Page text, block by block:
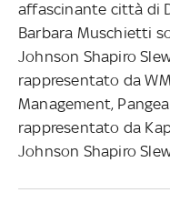
affascinante città di
Barbara Muschietti
Johnson Shapiro
rappresentato da
Management,
rappresentato da
Johnson Shapiro